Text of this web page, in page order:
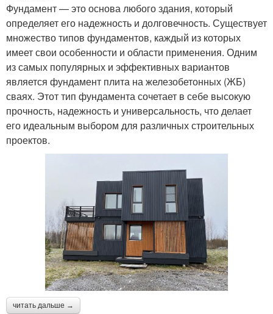
Фундамент — это основа любого здания, который
определяет его надежность и долговечность. Существует
множество типов фундаментов, каждый из которых
имеет свои особенности и области применения. Одним
из самых популярных и эффективных вариантов
является фундамент плита на железобетонных (ЖБ)
сваях. Этот тип фундамента сочетает в себе высокую
прочность, надежность и универсальность, что делает
его идеальным выбором для различных строительных
проектов.
читать дальше →